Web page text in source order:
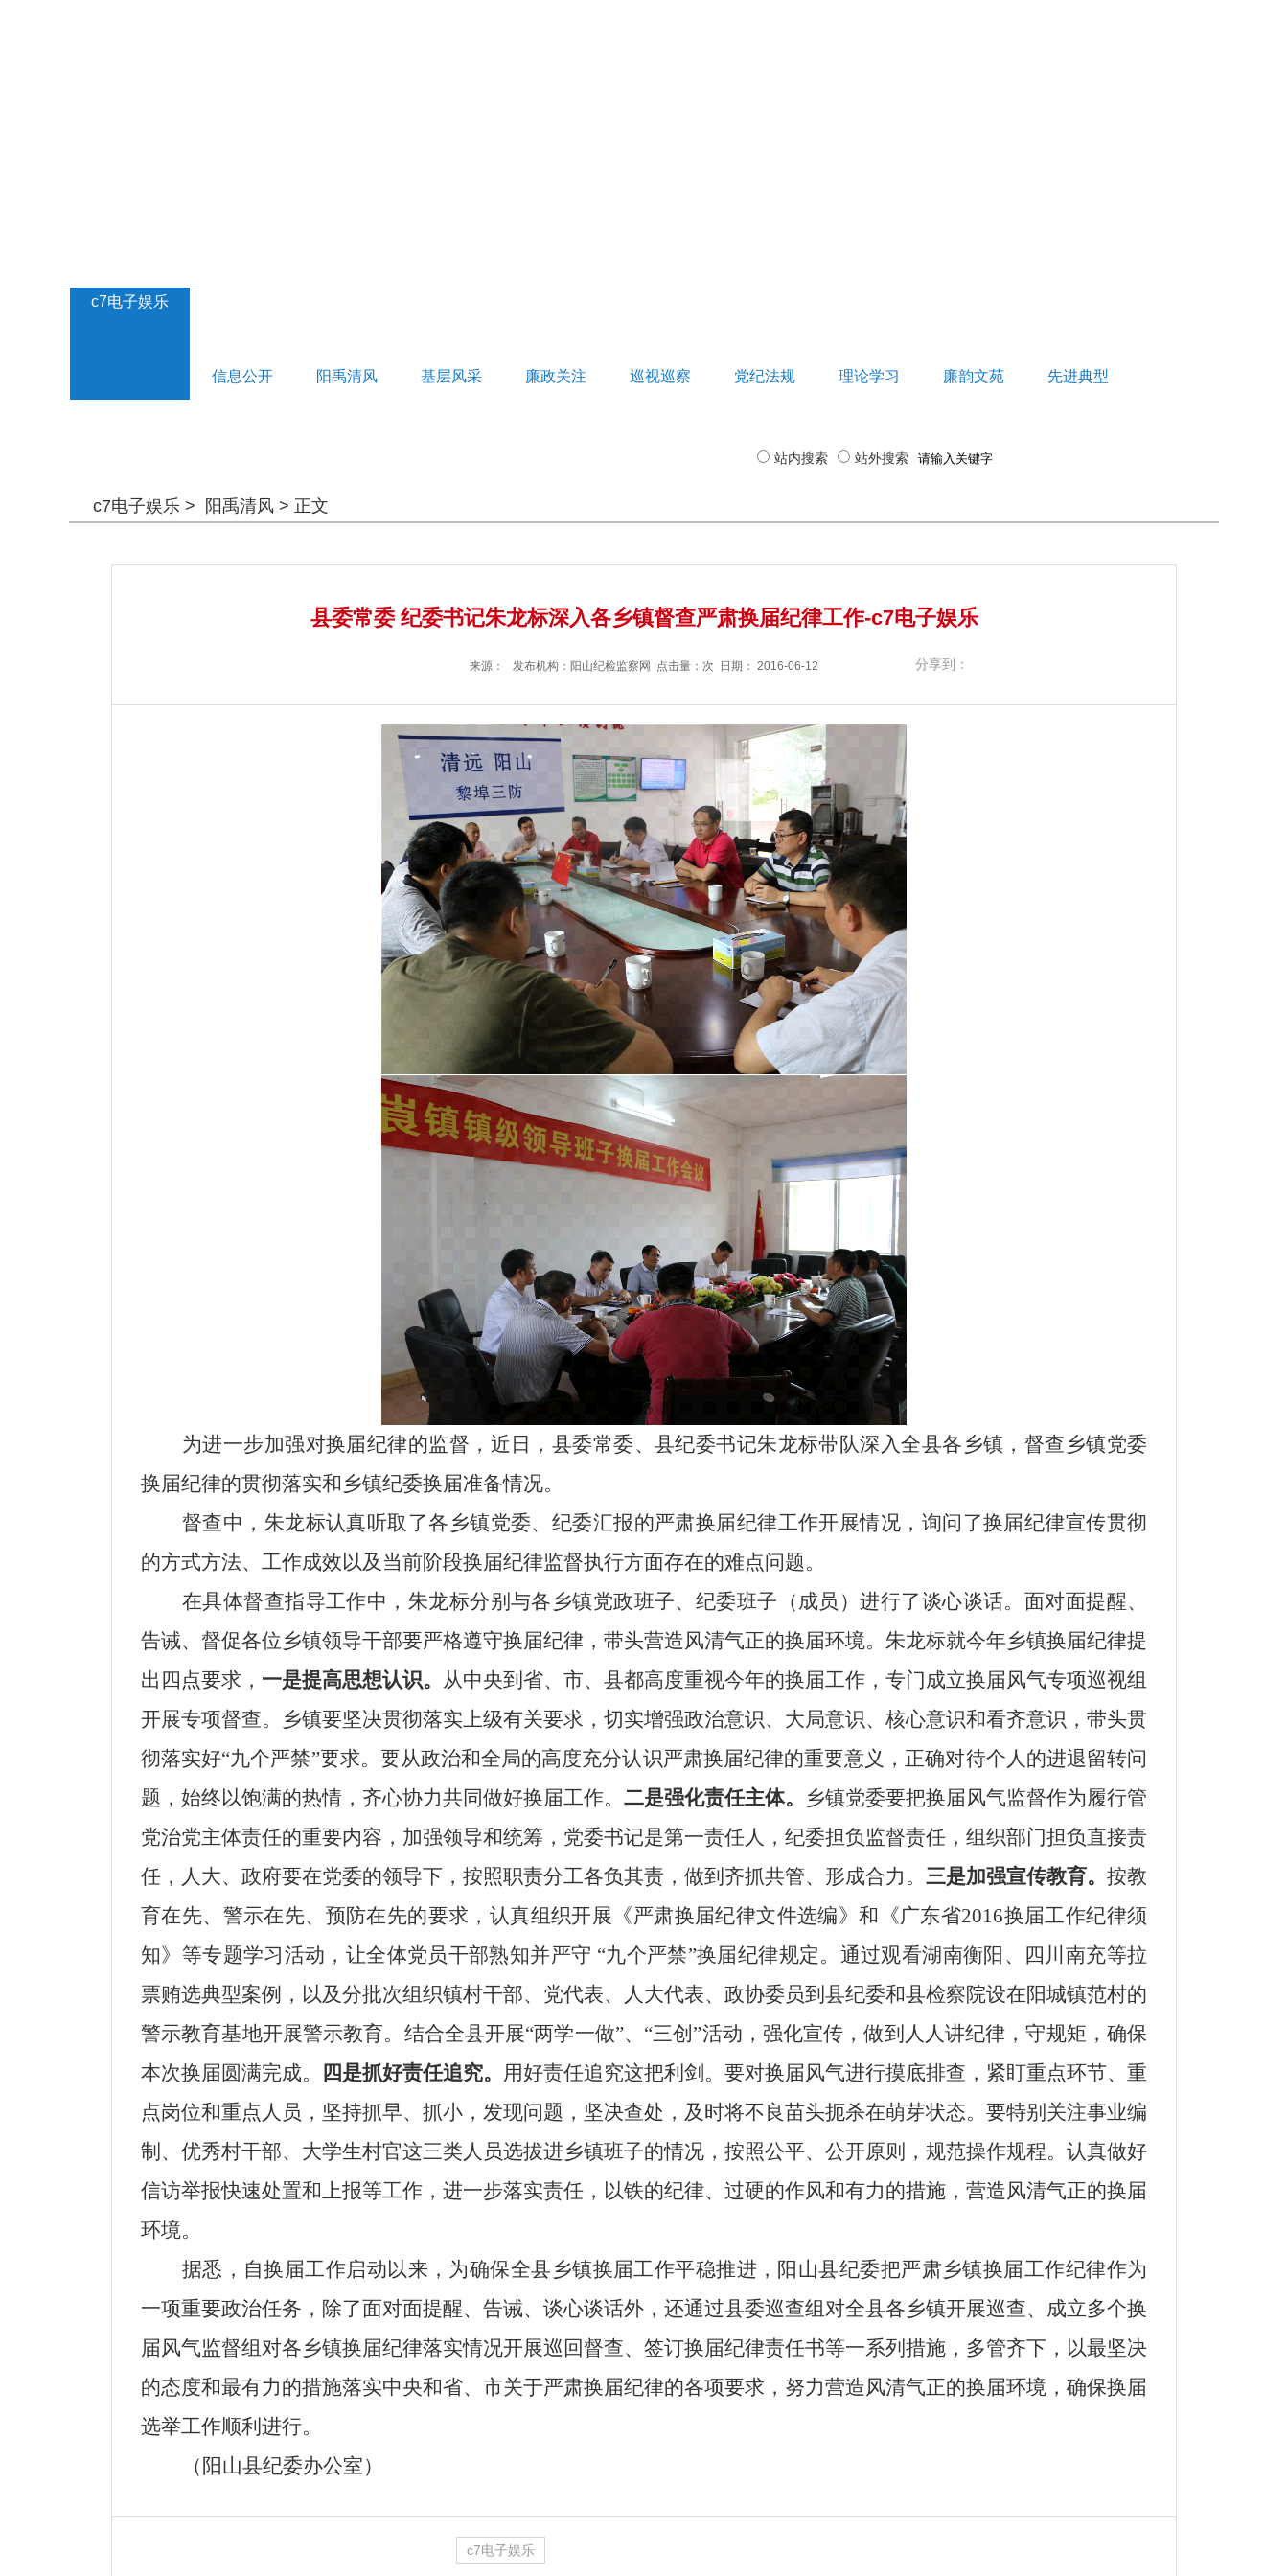
c7电子娱乐
信息公开 阳禹清风 基层风采 廉政关注 巡视巡察 党纪法规 理论学习 廉韵文苑 先进典型
站内搜索 站外搜索
c7电子娱乐 > 阳禹清风 > 正文
县委常委 纪委书记朱龙标深入各乡镇督查严肃换届纪律工作-c7电子娱乐
来源： 发布机构： 阳山纪检监察网 点击量：次 日期： 2016-06-12 分享到：
为进一步加强对换届纪律的监督，近日，县委常委、县纪委书记朱龙标带队深入全县各乡镇，督查乡镇党委
换届纪律的贯彻落实和乡镇纪委换届准备情况。
督查中，朱龙标认真听取了各乡镇党委、纪委汇报的严肃换届纪律工作开展情况，询问了换届纪律宣传贯彻
的方式方法、工作成效以及当前阶段换届纪律监督执行方面存在的难点问题。
在具体督查指导工作中，朱龙标分别与各乡镇党政班子、纪委班子（成员）进行了谈心谈话。面对面提醒、
告诫、督促各位乡镇领导干部要严格遵守换届纪律，带头营造风清气正的换届环境。 朱龙标就今年乡镇换届纪律提
出四点要求， 一是提高思想认识。 从中央到省、市、县都高度重视今年的换届工作，专门成立换届风气专项巡视组
开展专项督查。乡镇要坚决贯彻落实上级有关要求， 切实增强政治意识、大局意识、核心意识和看齐意识 ， 带头贯
彻落实好“九个严禁”要求。要从政治和全局的高度充分认识严肃换届纪律的重要意义， 正确对待个人的进退留转问
题，始终以饱满的热情，齐心协力共同做好换届工作。 二是强化责任主体。
乡镇党委要把换届风气监督作为履行管
党治党主体责任的重要内容，加强领导和统筹，党委书记是第一责任人， 纪委担负监督责任，组织部门担负直接责
任，人大、政府要在党委的领导下，按照职责分工各负其责，做到齐抓共管、形成合力。 三是加强宣传教育。 按教
育在先、警示在先、预防在先的要求，认真组织开展《严肃换届纪律文件选编》和《广东省2016换届工作纪律须
知》等专题学习活动，让全体党员干部熟知并严守 “九个严禁”换届纪律规定。通过观看湖南衡阳、四川南充等拉
票贿选典型案例 ，以及分批次组织镇村干部、党代表、人大代表、政协委员到县纪委和县检察院设在阳城镇范村的
警示教育基地开展警示教育。结合全县开展“两学一做”、“三创”活动，强化宣传，做到人人讲纪律，守规矩，确保
本次换届圆满完成。
四是抓好责任追究。 用好责任追究这把利剑。要对换届风气进行摸底排查，紧盯重点环节、 重
点岗位和重点 人 员 ， 坚持抓早、抓小， 发现问题，坚决查处，及时将不良苗头扼杀在萌芽状态。要特别关注事业编
制、优秀村干部、大学生村官这三类人员选拔进乡镇班子的情况 ，按照公平、公开原则，规范操作规程。认真做好
信访举报快速处置和上报等工作，进一步落实责任， 以铁的纪律、过硬的作风和有力的措施，营造风清气正的换届
环境。
据悉，自换届工作启动以来， 为确保全县乡镇换届工作平稳推进， 阳山县纪委把严肃乡镇换届工作纪律作为
一项重要政治任务，除了面对面提醒、告诫、谈心谈话外，还通过县委巡查组对全县各乡镇开展巡查、成立多个换
届风气监督组对各乡镇换届纪律落实情况开展巡回督查、签订换届纪律责任书等一系列措施，多管齐下，以最坚决
的态度和最有力的措施落实中央和省、市关于严肃换届纪律的各项要求，努力营造风清气正的换届环境，确保换届
选举工作顺利进行。
（阳山县纪委办公室）
c7电子娱乐